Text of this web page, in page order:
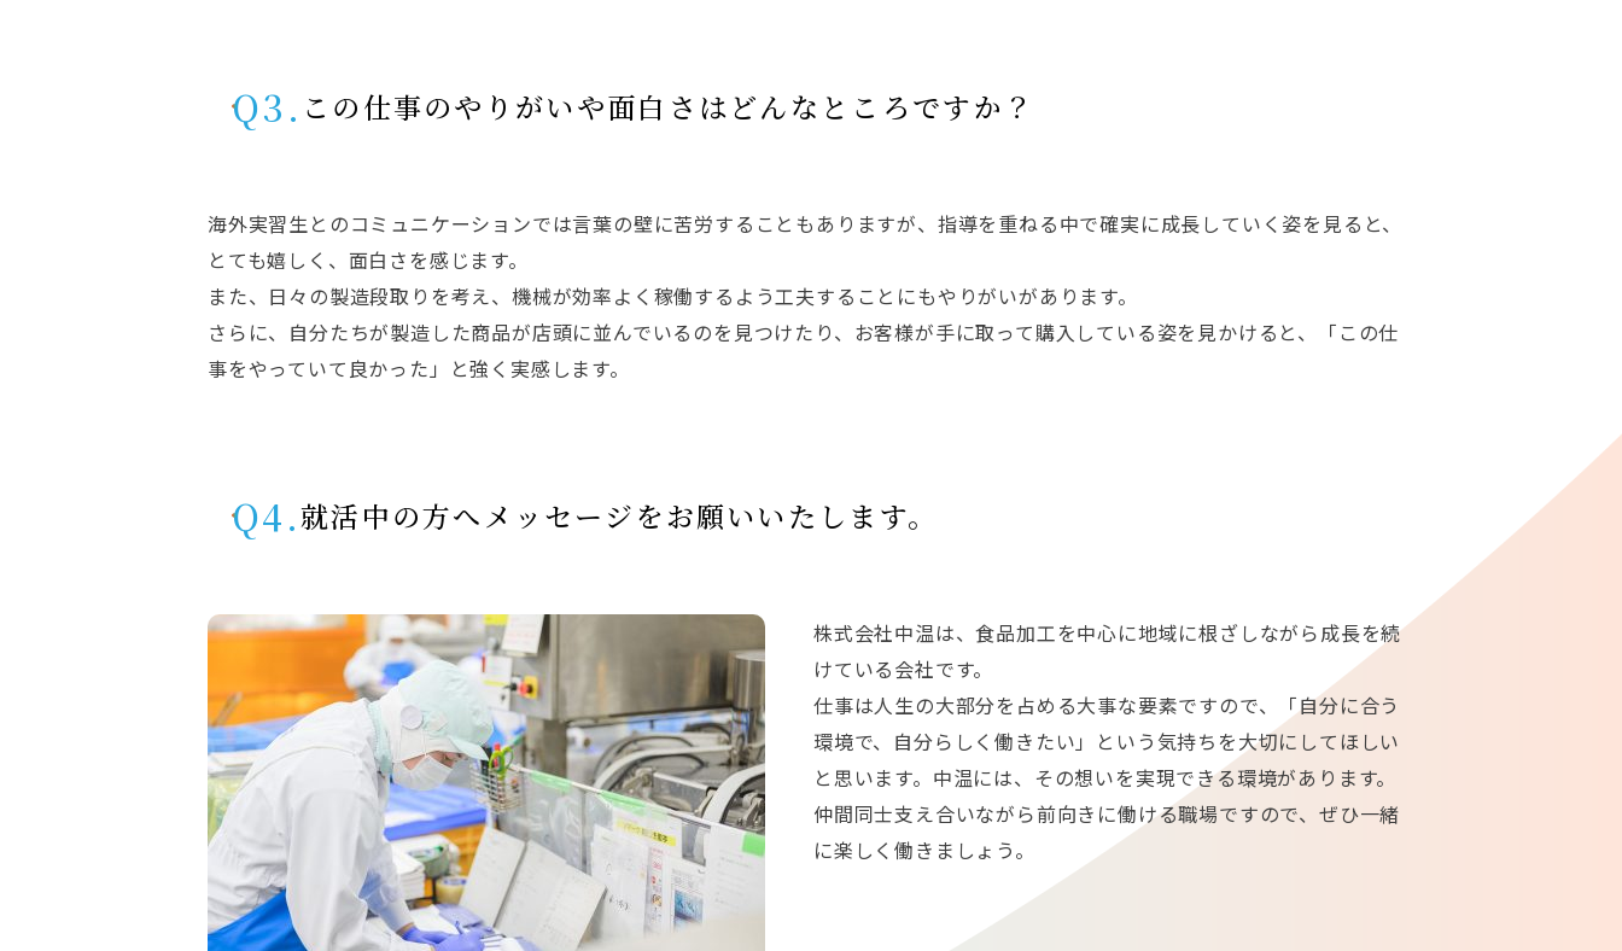
Q3. この仕事のやりがいや面白さはどんなところですか？
海外実習生とのコミュニケーションでは言葉の壁に苦労することもありますが、指導を重ねる中で確実に成長していく姿を見ると、
とても嬉しく、面白さを感じます。
また、日々の製造段取りを考え、機械が効率よく稼働するよう工夫することにもやりがいがあります。
さらに、自分たちが製造した商品が店頭に並んでいるのを見つけたり、お客様が手に取って購入している姿を見かけると、「この仕
事をやっていて良かった」と強く実感します。
Q4.就活中の方へメッセージをお願いいたします。
株式会社中温は、食品加工を中心に地域に根ざしながら成長を続
けている会社です。
仕事は人生の大部分を占める大事な要素ですので、「自分に合う
環境で、自分らしく働きたい」という気持ちを大切にしてほしい
と思います。中温には、その想いを実現できる環境があります。
仲間同士支え合いながら前向きに働ける職場ですので、ぜひ一緒
に楽しく働きましょう。